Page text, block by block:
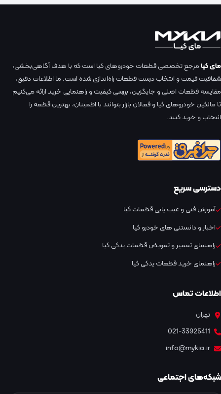
مای کیامرجع تخصصی قطعات خودروهای کیا است که با هدف آگاهی‌بخشی،
شفافیت قیمت و انتخاب درست قطعات راه‌اندازی شده است. ما اطلاعات دقیق،
مقایسه قطعات اصلی و جایگزین، بررسی کیفیت و راهنمایی خرید ارائه می‌کنیم
تا مالکین خودروهای کیا و فعالان بازار بتوانند با اطمینان، بهترین قطعه را
انتخاب و خرید کنند.
دسترسی سریع
آموزش فنی و عیب یابی قطعات کیا
اخبار و دانستنی های خودرو کیا
راهنمای تعمیر و تعویض قطعات یدکی کیا
راهنمای خرید قطعات یدکی کیا
اطلاعات تماس
تهران
021-33925411
info@mykia.ir
شبکه‌های اجتماعی